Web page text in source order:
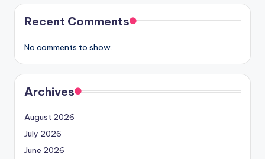
Recent Comments
No comments to show.
Archives
August 2026
July 2026
June 2026